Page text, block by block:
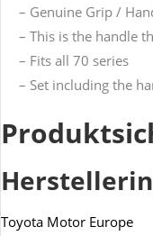
– Genuine Grip /
– This is the handle
– Fits all 70 series
– Set including the
Toyota Motor Europe